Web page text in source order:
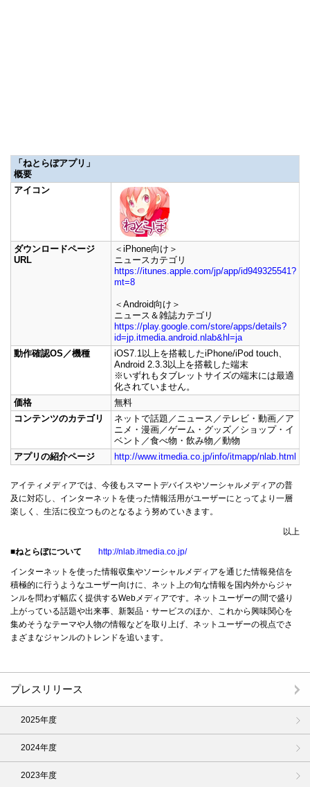
「ねとらぼアプリ」
概要
アイコン
ダウンロードページ
URL
＜iPhone向け＞
ニュースカテゴリ
https://itunes.apple.com/jp/app/id949325541?
mt=8
＜Android向け＞
ニュース＆雑誌カテゴリ
https://play.google.com/store/apps/details?
id=jp.itmedia.android.nlab&hl=ja
動作確認OS／機種
iOS7.1以上を搭載したiPhone/iPod touch、
Android 2.3.3以上を搭載した端末
※いずれもタブレットサイズの端末には最適
化されていません。
価格
無料
コンテンツのカテゴリ
ネットで話題／ニュース／テレビ・動画／ア
ニメ・漫画／ゲーム・グッズ／ショップ・イ
ベント／食べ物・飲み物／動物
アプリの紹介ページ
http://www.itmedia.co.jp/info/itmapp/nlab.html
アイティメディアでは、今後もスマートデバイスやソーシャルメディアの普
及に対応し、インターネットを使った情報活用がユーザーにとってより一層
楽しく、生活に役立つものとなるよう努めていきます。
以上
■ねとらぼについて http://nlab.itmedia.co.jp/
インターネットを使った情報収集やソーシャルメディアを通じた情報発信を
積極的に行うようなユーザー向けに、ネット上の旬な情報を国内外からジャ
ンルを問わず幅広く提供するWebメディアです。ネットユーザーの間で盛り
上がっている話題や出来事、新製品・サービスのほか、これから興味関心を
集めそうなテーマや人物の情報などを取り上げ、ネットユーザーの視点でさ
まざまなジャンルのトレンドを追います。
プレスリリース
2025年度
2024年度
2023年度